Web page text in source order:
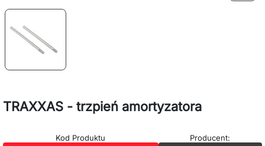
TRAXXAS - trzpień amortyzatora
Kod Produktu
Producent: